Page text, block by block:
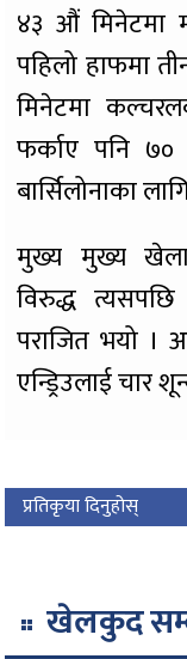
४३ औं मिनेटमा
पहिलो हाफमा
मिनेटमा
फर्काए पनि
बार्सिलोनाका
मुख्य मुख्य
विरुद्ध
पराजित भयो ।
एन्ड्रिउलाई चार
प्रतिकृया दिनुहोस्
खेलकुद